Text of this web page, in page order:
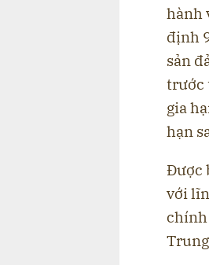
hành
định
sản
trước
gia
hạn
Được
với
chính